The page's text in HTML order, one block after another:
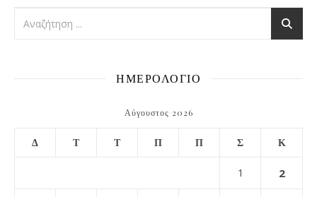
ΗΜΕΡΟΛΟΓΙΟ
Αύγουστος 2026
Δ Τ Τ Π Π Σ Κ
1 2